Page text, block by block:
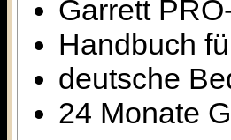
Garrett
Handbuch
deutsche
24 Monate